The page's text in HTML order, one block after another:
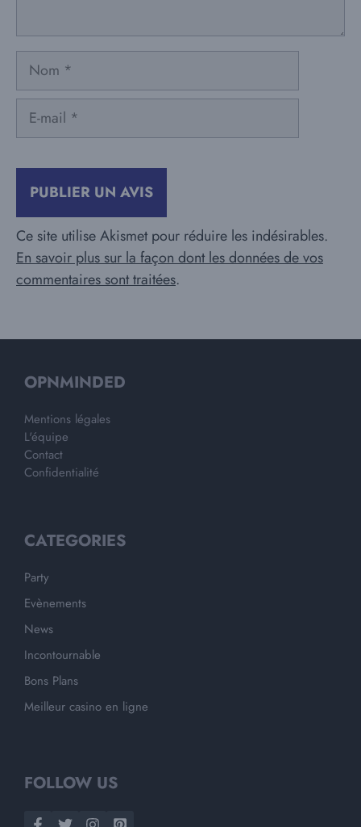
Nom
Ce site utilise Akismet pour réduire les indésirables.
En savoir plus sur la façon dont les données de vos
commentaires sont traitées.
OPNMINDED
Mentions légales
L'équipe
Contact
Confidentialité
CATEGORIES
Party
Evènements
News
Incontournable
Bons Plans
Meilleur casino en ligne
FOLLOW US